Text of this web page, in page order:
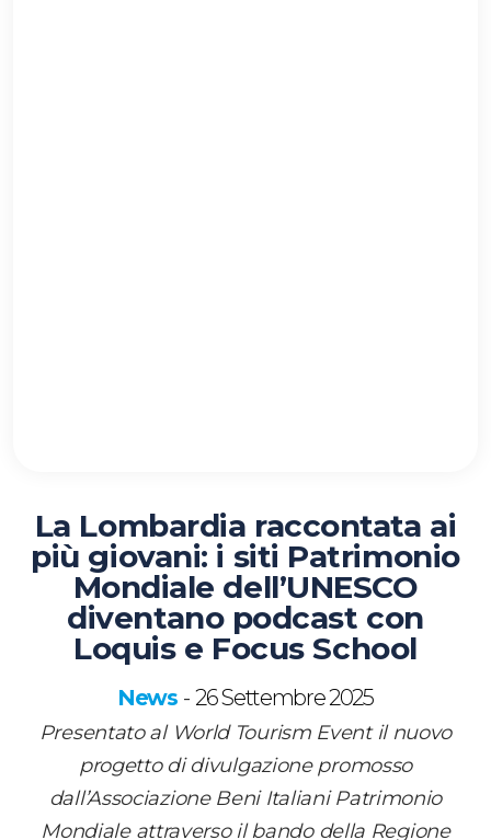
La Lombardia raccontata ai
più giovani: i siti Patrimonio
Mondiale dell’UNESCO
diventano podcast con
Loquis e Focus School
News - 26 Settembre 2025
Presentato al World Tourism Event il nuovo
progetto di divulgazione promosso
dall’Associazione Beni Italiani Patrimonio
Mondiale attraverso il bando della Regione